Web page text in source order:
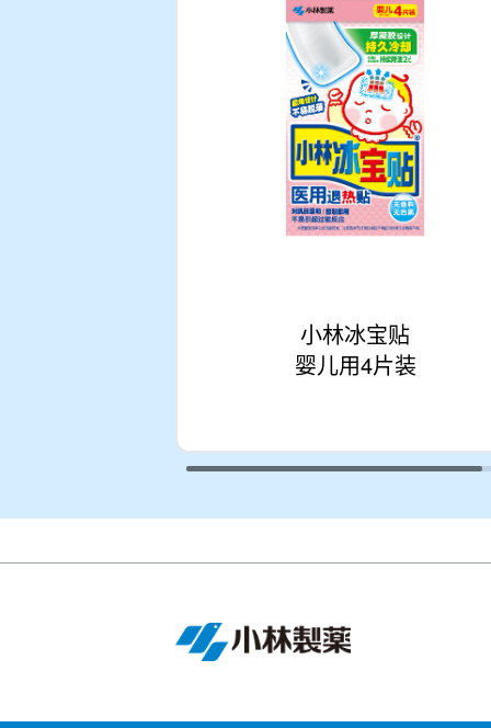
小林冰宝贴
婴儿用4片装